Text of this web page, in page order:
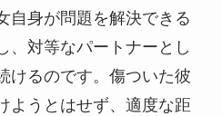
自身が問題を解決できる
、対等なパートナーとし
けるのです。傷ついた彼
ようとはせず、適度な距